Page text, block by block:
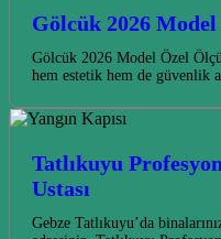
Gölcük 2026
Gölcük 2026 Model Özel
hem estetik hem de güvenlik
Tatlıkuyu
Ustası
Gebze Tatlıkuyu’da